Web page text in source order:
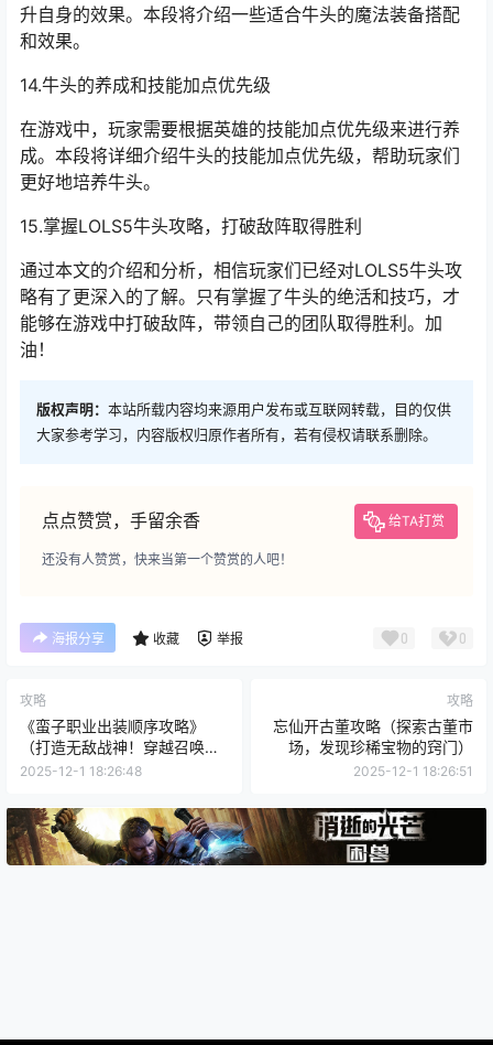
升自身的效果。本段将介绍一些适合牛头的魔法装备搭配
和效果。
14.牛头的养成和技能加点优先级
在游戏中，玩家需要根据英雄的技能加点优先级来进行养
成。本段将详细介绍牛头的技能加点优先级，帮助玩家们
更好地培养牛头。
15.掌握LOLS5牛头攻略，打破敌阵取得胜利
通过本文的介绍和分析，相信玩家们已经对LOLS5牛头攻
略有了更深入的了解。只有掌握了牛头的绝活和技巧，才
能够在游戏中打破敌阵，带领自己的团队取得胜利。加
油！
版权声明： 本站所载内容均来源用户发布或互联网转载，目的仅供
大家参考学习，内容版权归原作者所有，若有侵权请联系删除。
点点赞赏，手留余香 给TA打赏
还没有人赞赏，快来当第一个赞赏的人吧！
海报分享 收藏 举报 0 0
攻略
《蛮子职业出装顺序攻略》
（打造无敌战神！穿越召唤峡
谷的必备装备！）
2025-12-1 18:26:48
攻略
忘仙开古董攻略（探索古董市
场，发现珍稀宝物的窍门）
2025-12-1 18:26:51